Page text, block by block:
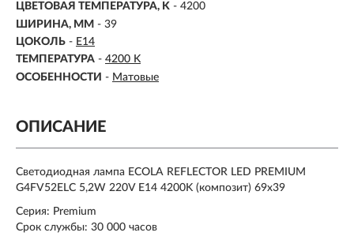
ЦВЕТОВАЯ ТЕМПЕРАТУРА, K - 4200
ШИРИНА, ММ - 39
ЦОКОЛЬ - E14
ТЕМПЕРАТУРА - 4200 K
ОСОБЕННОСТИ - Матовые
ОПИСАНИЕ
Светодиодная лампа ECOLA REFLECTOR LED PREMIUM
G4FV52ELC 5,2W 220V E14 4200K (композит) 69x39
Серия: Premium
Срок службы: 30 000 часов